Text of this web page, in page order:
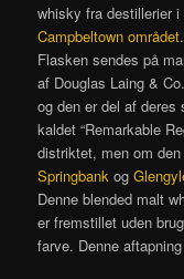
whisky fra destillerier i
Campbeltown området.
Flasken sendes på
af Douglas Laing &
og den er del af deres
kaldet “Remarkable
distriktet, men om
Springbank og
Denne blended malt
er fremstillet uden
farve. Denne